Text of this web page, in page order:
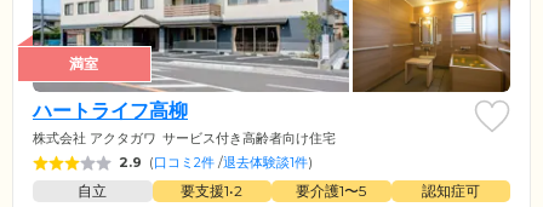
満室
ハートライフ高柳
株式会社 アクタガワ サービス付き高齢者向け住宅
2.9 (口コミ2件 /退去体験談1件)
自立 要支援1•2 要介護1〜5
認知症可